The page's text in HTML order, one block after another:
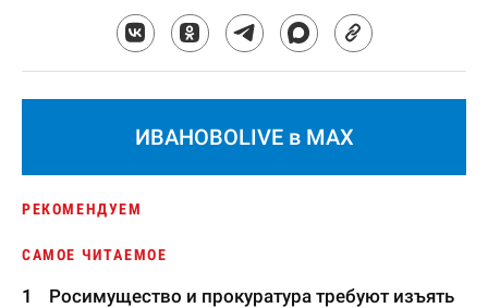
ИВАНОВОLIVE в MAX
РЕКОМЕНДУЕМ
САМОЕ ЧИТАЕМОЕ
Росимущество и прокуратура требуют изъять